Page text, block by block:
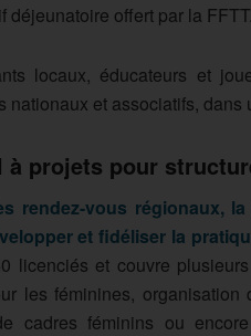
déjeunatoire offert par la FFTT.
locaux, éducateurs et
nationaux et associatifs, dans
à projets pour
rendez-vous régionaux,
et fidéliser la
licenciés et couvre
les féminines,
cadres féminins ou